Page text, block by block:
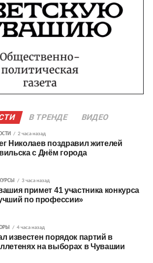
В ТРЕНДЕ ВИДЕО
2 часа назад
Николаев поздравил жителей
с Днём города
3 часа назад
примет 41 участника конкурса
по профессии»
4 часа назад
известен порядок партий в
на выборах в Чувашии